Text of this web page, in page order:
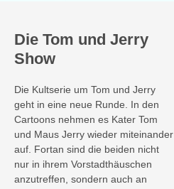
Die Tom und Jerry
Show
Die Kultserie um Tom und Jerry
geht in eine neue Runde. In den
Cartoons nehmen es Kater Tom
und Maus Jerry wieder miteinander
auf. Fortan sind die beiden nicht
nur in ihrem Vorstadthäuschen
anzutreffen, sondern auch an